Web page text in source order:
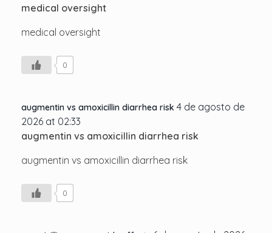
medical oversight
medical oversight
0
augmentin vs amoxicillin diarrhea risk 4 de agosto de
2026 at 02:33
augmentin vs amoxicillin diarrhea risk
augmentin vs amoxicillin diarrhea risk
0